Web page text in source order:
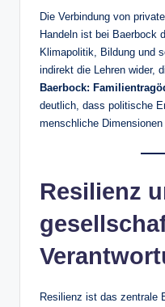
Die Verbindung von
Handeln ist bei Baerbock
Klimapolitik, Bildung und
indirekt die Lehren wider,
Baerbock:
deutlich, dass politische
menschliche
Resilienz
Resilienz ist das zentrale